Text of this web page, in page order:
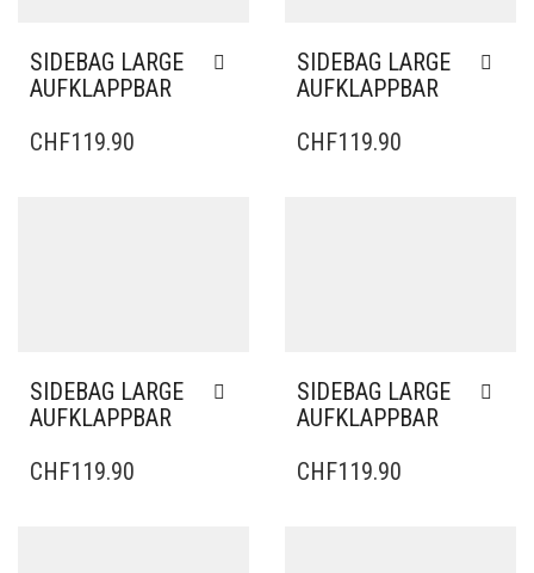
SIDEBAG LARGE
AUFKLAPPBAR
CHF119.90
SIDEBAG LARGE
AUFKLAPPBAR
CHF119.90
SIDEBAG LARGE
AUFKLAPPBAR
CHF119.90
SIDEBAG LARGE
AUFKLAPPBAR
CHF119.90